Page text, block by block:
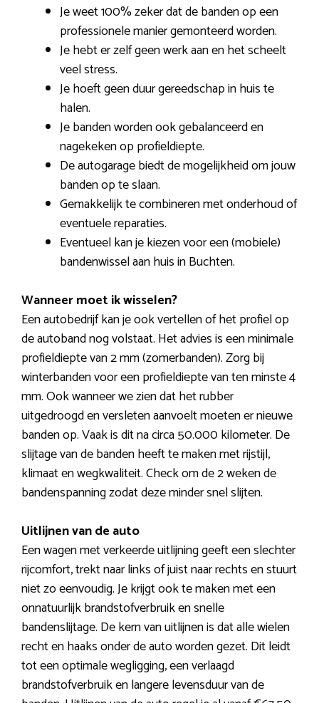
Je weet 100% zeker dat de banden op een
professionele manier gemonteerd worden.
Je hebt er zelf geen werk aan en het scheelt
veel stress.
Je hoeft geen duur gereedschap in huis te
halen.
Je banden worden ook gebalanceerd en
nagekeken op profieldiepte.
De autogarage biedt de mogelijkheid om jouw
banden op te slaan.
Gemakkelijk te combineren met onderhoud of
eventuele reparaties.
Eventueel kan je kiezen voor een (mobiele)
bandenwissel aan huis in Buchten.
Wanneer moet ik wisselen?
Een autobedrijf kan je ook vertellen of het profiel op
de autoband nog volstaat. Het advies is een minimale
profieldiepte van 2 mm (zomerbanden). Zorg bij
winterbanden voor een profieldiepte van ten minste 4
mm. Ook wanneer we zien dat het rubber
uitgedroogd en versleten aanvoelt moeten er nieuwe
banden op. Vaak is dit na circa 50.000 kilometer. De
slijtage van de banden heeft te maken met rijstijl,
klimaat en wegkwaliteit. Check om de 2 weken de
bandenspanning zodat deze minder snel slijten.
Uitlijnen van de auto
Een wagen met verkeerde uitlijning geeft een slechter
rijcomfort, trekt naar links of juist naar rechts en stuurt
niet zo eenvoudig. Je krijgt ook te maken met een
onnatuurlijk brandstofverbruik en snelle
bandenslijtage. De kern van uitlijnen is dat alle wielen
recht en haaks onder de auto worden gezet. Dit leidt
tot een optimale wegligging, een verlaagd
brandstofverbruik en langere levensduur van de